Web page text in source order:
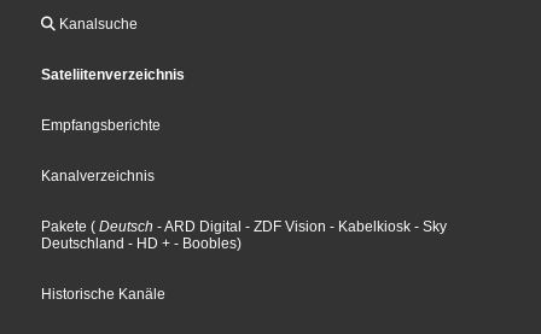
Kanalsuche
Sateliitenverzeichnis
Empfangsberichte
Kanalverzeichnis
Pakete ( Deutsch - ARD Digital - ZDF Vision - Kabelkiosk - Sky
Deutschland - HD + - Boobles)
Historische Kanäle